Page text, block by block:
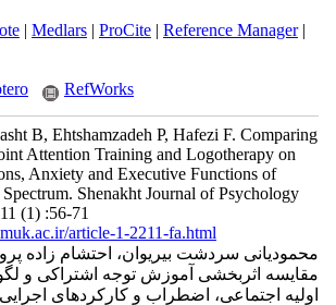
|Medlars|ProCite|Reference Manager
RefWorks
B, Ehtshamzadeh P, Hafezi F. Comparing
Attention Training and Logotherapy on
Anxiety and Executive Functions of
Spectrum. Shenakht Journal of Psychology
11 (1) :56-71
article-1-2211-fa.html
محمودیانی سردشت بیریوان، احتشام زاده
مقایسه اثربخشی آموزش توجه اشتراکی و
اولیه اجتماعی، اضطراب و کارکردهای